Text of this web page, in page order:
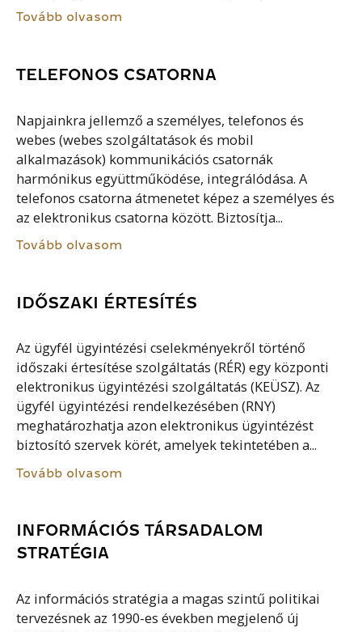
Tovább olvasom
TELEFONOS CSATORNA
Napjainkra jellemző a személyes, telefonos és
webes (webes szolgáltatások és mobil
alkalmazások) kommunikációs csatornák
harmónikus együttműködése, integrálódása. A
telefonos csatorna átmenetet képez a személyes és
az elektronikus csatorna között. Biztosítja...
Tovább olvasom
IDŐSZAKI ÉRTESÍTÉS
Az ügyfél ügyintézési cselekményekről történő
időszaki értesítése szolgáltatás (RÉR) egy központi
elektronikus ügyintézési szolgáltatás (KEÜSZ). Az
ügyfél ügyintézési rendelkezésében (RNY)
meghatározhatja azon elektronikus ügyintézést
biztosító szervek körét, amelyek tekintetében a...
Tovább olvasom
INFORMÁCIÓS TÁRSADALOM
STRATÉGIA
Az információs stratégia a magas szintű politikai
tervezésnek az 1990-es években megjelenő új